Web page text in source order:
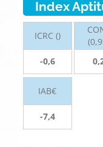
Index
ICRC ()
-0,6
IAB€
-7,4